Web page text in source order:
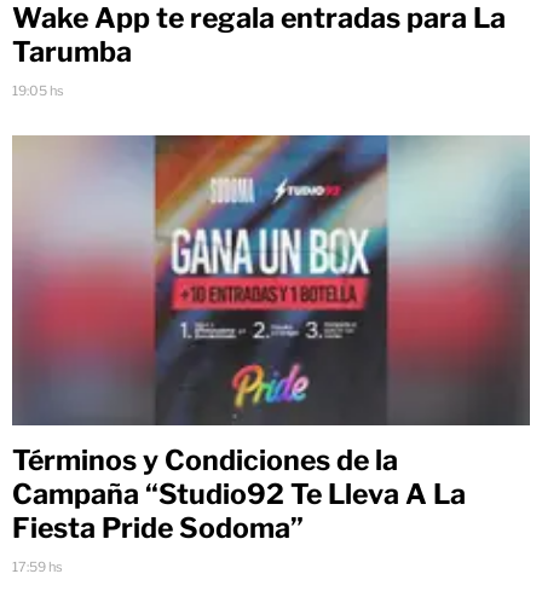
Wake App te regala entradas para La
Tarumba
19:05 hs
Términos y Condiciones de la
Campaña “Studio92 Te Lleva A La
Fiesta Pride Sodoma”
17:59 hs